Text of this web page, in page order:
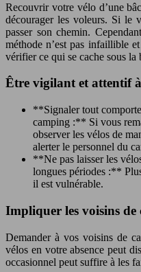
Recouvrir votre vélo d’une
décourager les voleurs. Si le
passer son chemin.
méthode n’est pas infaillible
vérifier ce qui se cache sous la
Être vigilant et attentif
**Signaler tout
camping :** Si vous
observer les vélos de
alerter le personnel du
**Ne pas laisser les
longues périodes :**
il est vulnérable.
Impliquer les voisins de
Demander à vos voisins de
vélos en votre absence peut
occasionnel peut suffire à les